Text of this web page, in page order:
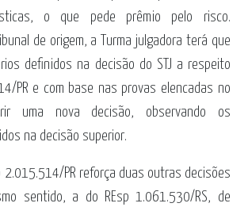
o que pede prêmio pelo risco.
de origem, a Turma julgadora terá que
definidos na decisão do STJ a respeito
PR e com base nas provas elencadas no
uma nova decisão, observando os
na decisão superior.
2.015.514/PR reforça duas outras decisões
sentido, a do REsp 1.061.530/RS, de